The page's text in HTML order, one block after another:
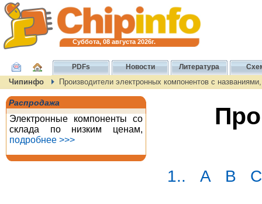
Суббота, 08 августа 2026г.
PDFs Новости Литература
Чипинфо Производители электронных компонентов с
Распродажа
Электронные компоненты со
склада по низким ценам,
подробнее >>>
1.. A B C